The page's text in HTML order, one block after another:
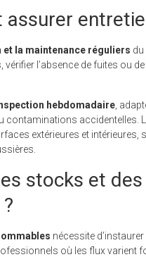
assurer
et la maintenance réguliers
vérifier l’absence de fuites ou
hebdomadaire ,
contaminations
extérieures et intérieures,
stocks et
nécessite
où les flux varient